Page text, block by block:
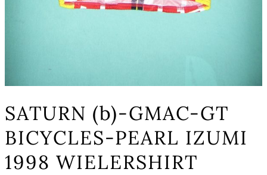
SATURN (b)-GMAC-GT
BICYCLES-PEARL IZUMI
1998 WIELERSHIRT